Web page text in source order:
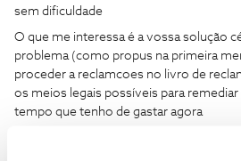
sem dificuldade
O que me interessa é a vossa solução
problema (como propus na primeira
proceder a reclamcoes no livro de
os meios legais possíveis para
tempo que tenho de gastar agora